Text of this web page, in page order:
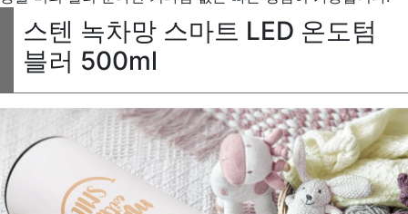
스텐 녹차망 스마트 LED 온도텀
블러 500ml